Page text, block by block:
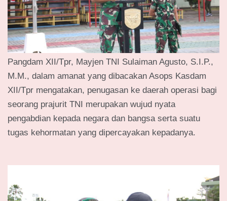
Pangdam XII/Tpr, Mayjen TNI Sulaiman Agusto, S.I.P.,
M.M., dalam amanat yang dibacakan Asops Kasdam
XII/Tpr mengatakan, penugasan ke daerah operasi bagi
seorang prajurit TNI merupakan wujud nyata
pengabdian kepada negara dan bangsa serta suatu
tugas kehormatan yang dipercayakan kepadanya.